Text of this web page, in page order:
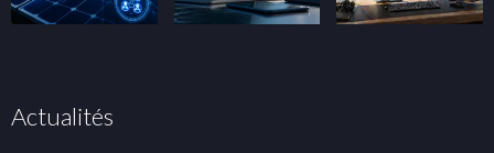
Actualités